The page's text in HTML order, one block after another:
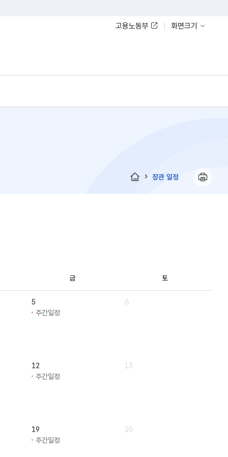
고용노동부
화면크기
장관 일정
금 토
5
주간일정
6
12
주간일정
13
19
주간일정
20